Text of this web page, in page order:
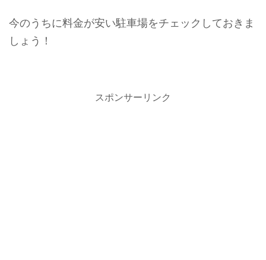
今のうちに料金が安い駐車場をチェックしておきま
しょう！
スポンサーリンク